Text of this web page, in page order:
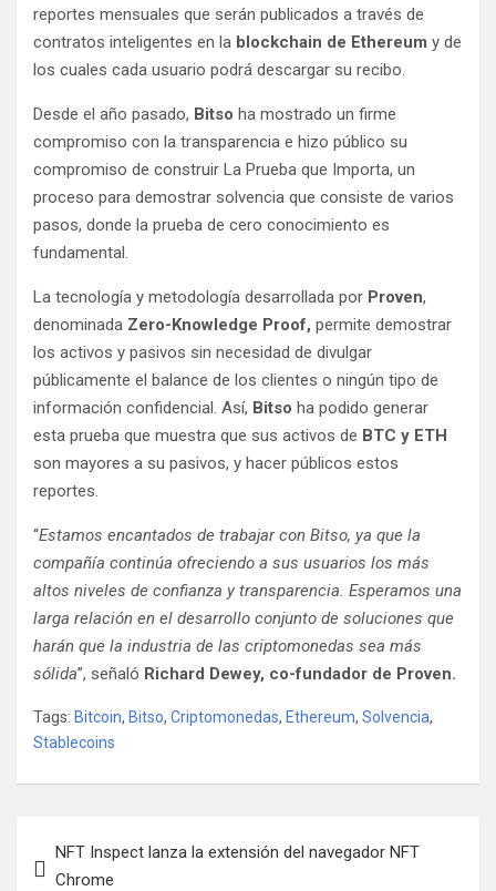
reportes mensuales que serán publicados a través de
contratos inteligentes en la blockchain de Ethereum y de
los cuales cada usuario podrá descargar su recibo.
Desde el año pasado, Bitso ha mostrado un firme
compromiso con la transparencia e hizo público su
compromiso de construir La Prueba que Importa, un
proceso para demostrar solvencia que consiste de varios
pasos, donde la prueba de cero conocimiento es
fundamental.
La tecnología y metodología desarrollada por Proven,
denominada Zero-Knowledge Proof, permite demostrar
los activos y pasivos sin necesidad de divulgar
públicamente el balance de los clientes o ningún tipo de
información confidencial. Así, Bitso ha podido generar
esta prueba que muestra que sus activos de BTC y ETH
son mayores a su pasivos, y hacer públicos estos
reportes.
“Estamos encantados de trabajar con Bitso, ya que la
compañía continúa ofreciendo a sus usuarios los más
altos niveles de confianza y transparencia. Esperamos una
larga relación en el desarrollo conjunto de soluciones que
harán que la industria de las criptomonedas sea más
sólida”, señaló Richard Dewey, co-fundador de Proven.
Tags: Bitcoin, Bitso, Criptomonedas, Ethereum, Solvencia,
Stablecoins
de NFT Inspect lanza la extensión del navegador NFT
Chrome